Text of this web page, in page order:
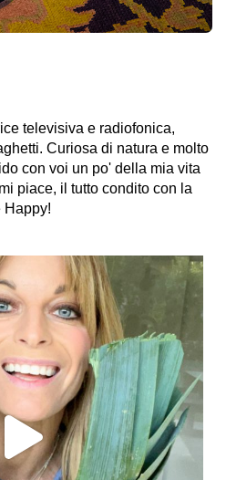
televisiva e radiofonica,
Curiosa di natura e molto
con voi un po' della mia vita
piace, il tutto condito con la
Happy!